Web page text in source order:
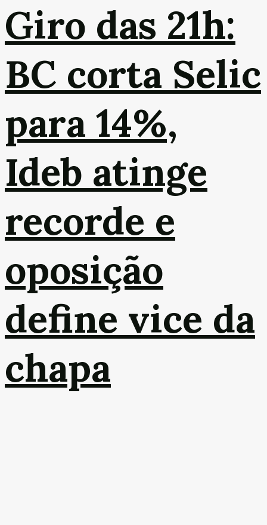
Giro das 21h:
BC corta Selic
para 14%,
Ideb atinge
recorde e
oposição
define vice da
chapa